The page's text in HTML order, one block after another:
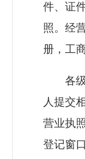
件、证
照。经
册，工
各级
人提交
营业执
登记窗